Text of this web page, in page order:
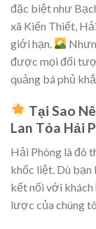
đặc biệt như
xã Kiến Thiết,
giới hạn.
được mọi đối
quảng bá phủ
Tại Sao
Lan Tỏa Hải
Hải Phòng là đô
khốc liệt. Dù bạn
kết nối với khách
lược của chúng